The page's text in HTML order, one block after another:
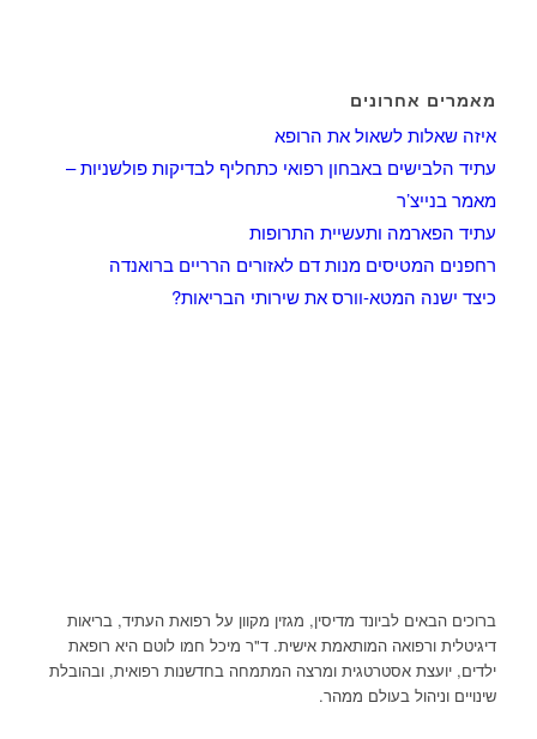
מאמרים אחרונים
איזה שאלות לשאול את הרופא
עתיד הלבישים באבחון רפואי כתחליף לבדיקות פולשניות –
מאמר בנייצ’ר
עתיד הפארמה ותעשיית התרופות
רחפנים המטיסים מנות דם לאזורים הרריים ברואנדה
כיצד ישנה המטא-וורס את שירותי הבריאות?
ברוכים הבאים לביונד מדיסין, מגזין מקוון על רפואת העתיד, בריאות
דיגיטלית ורפואה המותאמת אישית. ד"ר מיכל חמו לוטם היא רופאת
ילדים, יועצת אסטרטגית ומרצה המתמחה בחדשנות רפואית, ובהובלת
שינויים וניהול בעולם ממהר.